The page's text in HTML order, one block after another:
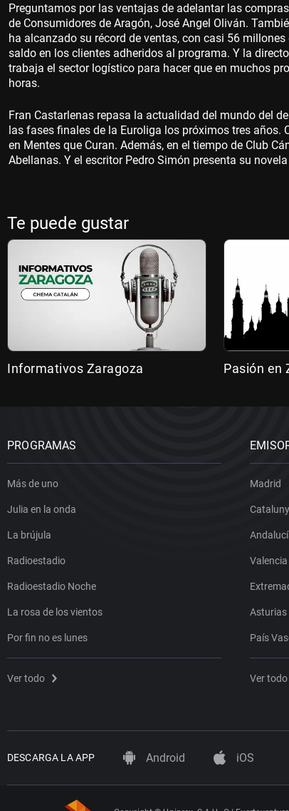
Preguntamos por las ventajas de adelantar las
de Consumidores de Aragón, José Angel Oliván.
ha alcanzado su récord de ventas, con casi 56
saldo en los clientes adheridos al programa. Y la
trabaja el sector logístico para hacer que en muchos
horas.
Fran Castarlenas repasa la actualidad del mundo del
las fases finales de la Euroliga los próximos tres
en Mentes que Curan. Además, en el tiempo de Club
Abellanas. Y el escritor Pedro Simón presenta su
Te puede gustar
Informativos Zaragoza Pasión en
PROGRAMAS
Más de uno
Julia en la onda
La brújula
Radioestadio
Radioestadio Noche
La rosa de los vientos
Por fin no es lunes
Ver todo
Madrid
Valencia
Asturias
País
Ver todo
DESCARGA LA APP Android iOS